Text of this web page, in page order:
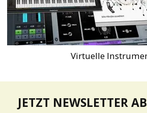
Virtuelle
JETZT NEWSLETTER